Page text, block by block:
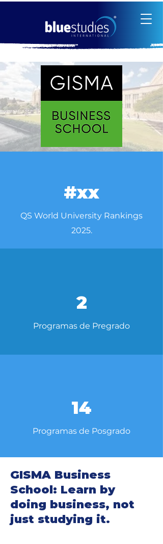
#xx
QS World University Rankings
2025.
2
Programas de Pregrado
14
Programas de Posgrado
GISMA Business
School: Learn by
doing business, not
just studying it.